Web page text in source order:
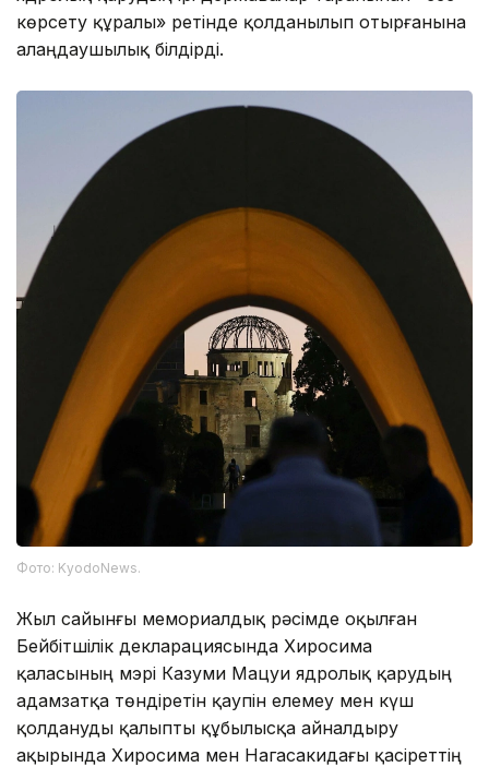
көрсету құралы» ретінде қолданылып отырғанына
алаңдаушылық білдірді.
Фото: KyodoNews.
Жыл сайынғы мемориалдық рәсімде оқылған
Бейбітшілік декларациясында Хиросима
қаласының мэрі Казуми Мацуи ядролық қарудың
адамзатқа төндіретін қаупін елемеу мен күш
қолдануды қалыпты құбылысқа айналдыру
ақырында Хиросима мен Нагасакидағы қасіреттің